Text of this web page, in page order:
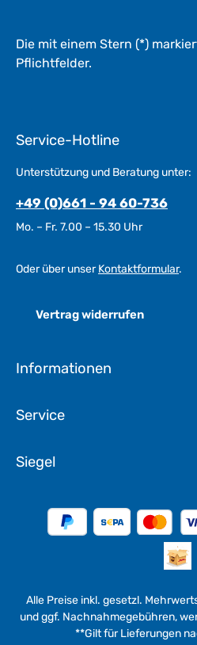
Die mit einem Stern (*)
Pflichtfelder.
Service-Hotline
Unterstützung und Beratung unter:
+49 (0)661 - 94 60-736
Mo. – Fr. 7.00 – 15.30 Uhr
Oder über unserKontaktformular.
Vertrag widerrufen
Informationen
Service
Siegel
Alle Preise inkl. gesetzl.
und ggf. Nachnahmegebühren,
**Gilt für Lieferungen